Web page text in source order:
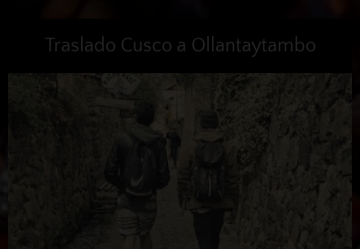
Traslado Cusco a Ollantaytambo